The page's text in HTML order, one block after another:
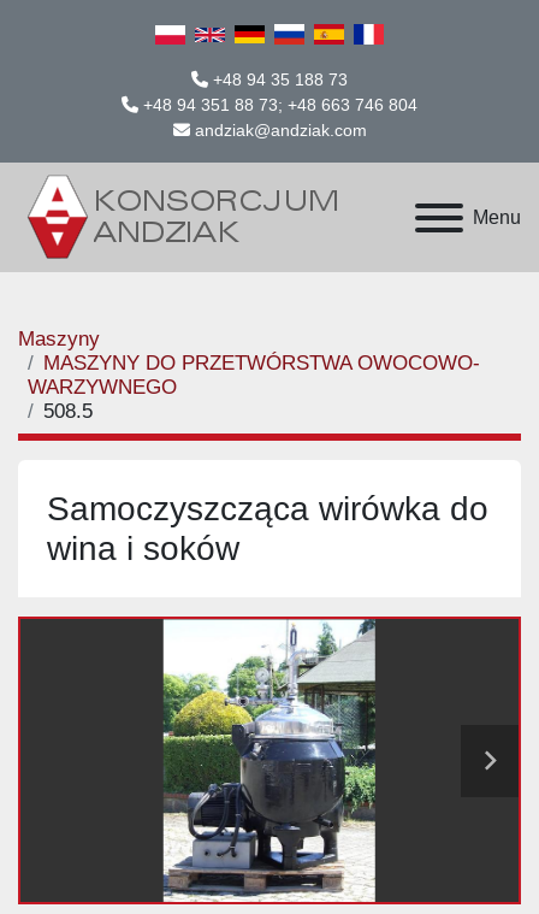
+48 94 35 188 73
+48 94 351 88 73; +48 663 746 804
andziak@andziak.com
Menu
Maszyny
MASZYNY DO PRZETWÓRSTWA OWOCOWO-
WARZYWNEGO
508.5
Samoczyszcząca wirówka do
wina i soków